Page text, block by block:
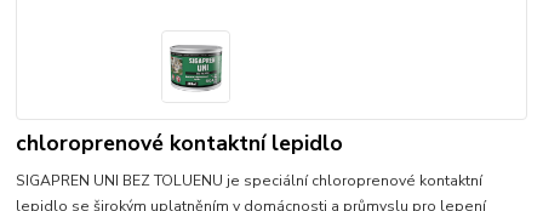
chloroprenové kontaktní lepidlo
SIGAPREN UNI BEZ TOLUENU je speciální chloroprenové kontaktní
lepidlo se širokým uplatněním v domácnosti a průmyslu pro lepení